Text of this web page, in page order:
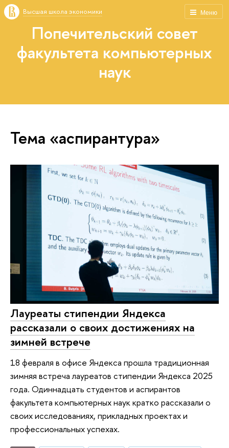
Меню
Высшая школа экономики
Попечительский совет
факультета компьютерных
наук
Тема «аспирантура»
Лауреаты стипендии Яндекса
рассказали о своих достижениях на
зимней встрече
18 февраля в офисе Яндекса прошла традиционная
зимняя встреча лауреатов стипендии Яндекса 2025
года. Одиннадцать студентов и аспирантов
факультета компьютерных наук кратко рассказали о
своих исследованиях, прикладных проектах и
профессиональных успехах.